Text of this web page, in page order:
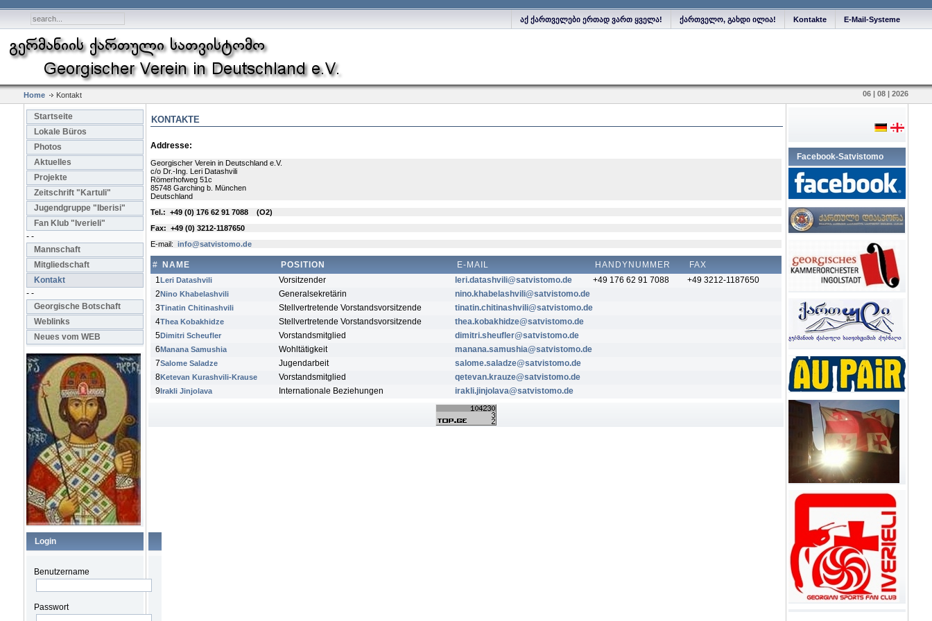
E-Mail-Systeme
Kontakte
ქართველო, გახდი ილია!
აქ ქართველები ერთად ვართ ყველა!
Home Kontakt 06 | 08 | 2026
Startseite
Lokale Büros
Photos
Aktuelles
Projekte
Zeitschrift "Kartuli"
Jugendgruppe "Iberisi"
Fan Klub "Iverieli"
- -
Mannschaft
Mitgliedschaft
Kontakt
- -
Georgische Botschaft
Weblinks
Neues vom WEB
Login
Benutzername
Passwort
KONTAKTE
Addresse:
Georgischer Verein in Deutschland e.V.
c/o Dr.-Ing. Leri Datashvili
Römerhofweg 51c
85748 Garching b. München
Deutschland
Tel.: +49 (0) 176 62 91 7088 (O2)
Fax: +49 (0) 3212-1187650
E-mail: info@satvistomo.de
# NAME POSITION E-MAIL HANDYNUMMER
FAX
1 Leri Datashvili Vorsitzender leri.datashvili@satvistomo.de +49 176 62 91 7088
+49 3212-1187650
2Nino Khabelashvili Generalsekretärin
nino.khabelashvili@satvistomo.de
3Tinatin Chitinashvili Stellvertretende Vorstandsvorsitzende
tinatin.chitinashvili@satvistomo.de
4Thea Kobakhidze Stellvertretende Vorstandsvorsitzende
thea.kobakhidze@satvistomo.de
5Dimitri Scheufler Vorstandsmitglied
dimitri.sheufler@satvistomo.de
6Manana Samushia Wohltätigkeit
manana.samushia@satvistomo.de
7Salome Saladze Jugendarbeit
salome.saladze@satvistomo.de
8Ketevan Kurashvili-Krause Vorstandsmitglied
qetevan.krauze@satvistomo.de
9Irakli Jinjolava Internationale Beziehungen irakli.jinjolava@satvistomo.de
Facebook-Satvistomo